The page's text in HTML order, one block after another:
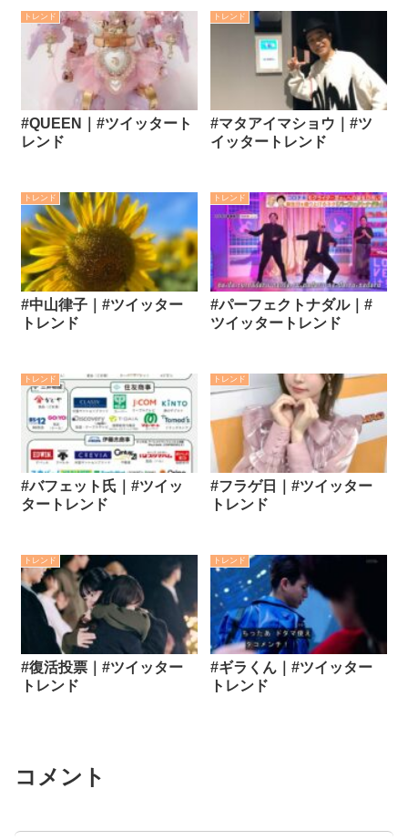
トレンド
#QUEEN｜#ツイッタート
レンド
トレンド
#マタアイマショウ｜#ツ
イッタートレンド
トレンド
#中山律子｜#ツイッター
トレンド
トレンド
#パーフェクトナダル｜#
ツイッタートレンド
トレンド
#バフェット氏｜#ツイッ
タートレンド
トレンド
#フラゲ日｜#ツイッター
トレンド
トレンド
#復活投票｜#ツイッター
トレンド
トレンド
#ギラくん｜#ツイッター
トレンド
コメント